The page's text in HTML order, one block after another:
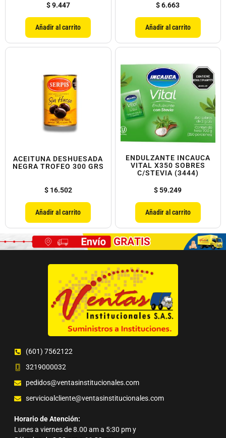
$9.447
Añadir al carrito
$6.663
Añadir al carrito
ACEITUNA DESHUESADA
NEGRA TROFEO 300 GRS
$16.502
Añadir al carrito
ENDULZANTE INCAUCA
VITAL X350 SOBRES
C/STEVIA (3444)
$59.249
Añadir al carrito
(601) 7562122
3219000032
pedidos@ventasinstitucionales.com
servicioalcliente@ventasinstitucionales.com
Horario de Atención:
Lunes a viernes de 8.00 am a 5:30 pm y